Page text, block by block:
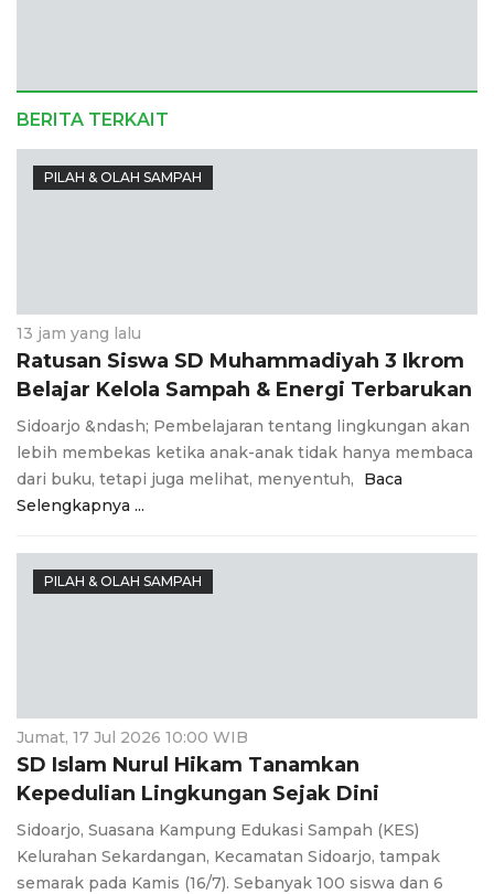
BERITA TERKAIT
PILAH & OLAH SAMPAH
13 jam yang lalu
Ratusan Siswa SD Muhammadiyah 3 Ikrom
Belajar Kelola Sampah & Energi Terbarukan
Sidoarjo &ndash; Pembelajaran tentang lingkungan akan
lebih membekas ketika anak-anak tidak hanya membaca
dari buku, tetapi juga melihat, menyentuh,
Baca
Selengkapnya ...
PILAH & OLAH SAMPAH
Jumat, 17 Jul 2026 10:00 WIB
SD Islam Nurul Hikam Tanamkan
Kepedulian Lingkungan Sejak Dini
Sidoarjo, Suasana Kampung Edukasi Sampah (KES)
Kelurahan Sekardangan, Kecamatan Sidoarjo, tampak
semarak pada Kamis (16/7). Sebanyak 100 siswa dan 6